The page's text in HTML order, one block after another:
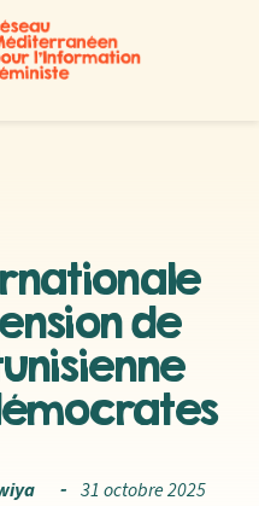
de
31 octobre 2025